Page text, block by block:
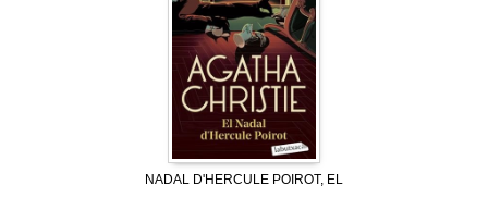
NADAL D'HERCULE POIROT, EL